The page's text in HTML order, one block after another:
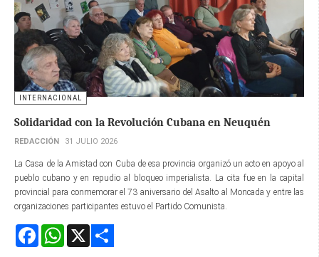
INTERNACIONAL
Solidaridad con la Revolución Cubana en Neuquén
REDACCIÓN 31 JULIO 2026
La Casa de la Amistad con Cuba de esa provincia organizó un acto en apoyo al
pueblo cubano y en repudio al bloqueo imperialista. La cita fue en la capital
provincial para conmemorar el 73 aniversario del Asalto al Moncada y entre las
organizaciones participantes estuvo el Partido Comunista.
FacebookWhatsApp